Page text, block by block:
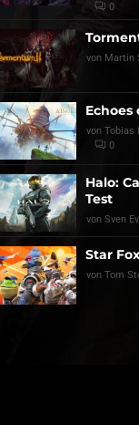
0
von Martin
Echoes
von Tobias
0
Halo:
Test
von Sven
Star
von Tom